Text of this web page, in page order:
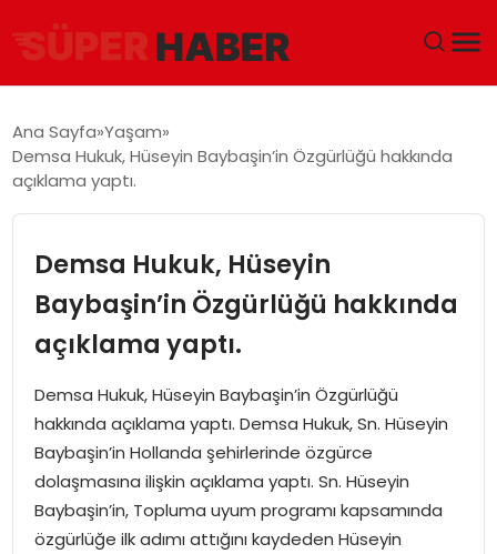
GÜNDEM
EKONOMI
MAGAZIN
SAĞLIK
SIYASET
Ana Sayfa Yaşam
Demsa Hukuk, Hüseyin Baybaşin’in Özgürlüğü hakkında
açıklama yaptı.
Demsa Hukuk, Hüseyin
Baybaşin’in Özgürlüğü hakkında
açıklama yaptı.
Demsa Hukuk, Hüseyin Baybaşin’in Özgürlüğü
hakkında açıklama yaptı. Demsa Hukuk, Sn. Hüseyin
Baybaşin’in Hollanda şehirlerinde özgürce
dolaşmasına ilişkin açıklama yaptı. Sn. Hüseyin
Baybaşin’in, Topluma uyum programı kapsamında
özgürlüğe ilk adımı attığını kaydeden Hüseyin